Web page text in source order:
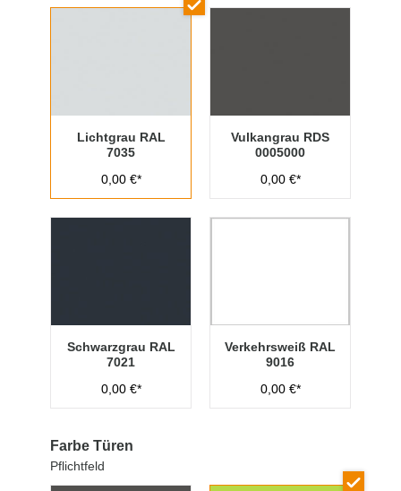
Lichtgrau RAL
7035
0,00 €*
Vulkangrau RDS
0005000
0,00 €*
Schwarzgrau RAL
7021
0,00 €*
Verkehrsweiß RAL
9016
0,00 €*
Farbe Türen
Pflichtfeld